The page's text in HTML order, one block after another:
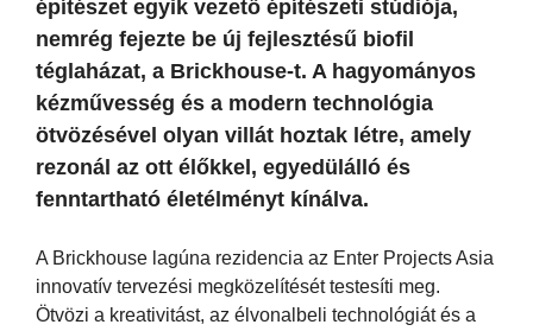
építészet egyik vezető építészeti stúdiója,
nemrég fejezte be új fejlesztésű biofil
téglaházat, a Brickhouse-t. A hagyományos
kézművesség és a modern technológia
ötvözésével olyan villát hoztak létre, amely
rezonál az ott élőkkel, egyedülálló és
fenntartható életélményt kínálva.
A Brickhouse lagúna rezidencia az Enter Projects Asia
innovatív tervezési megközelítését testesíti meg.
Ötvözi a kreativitást, az élvonalbeli technológiát és a